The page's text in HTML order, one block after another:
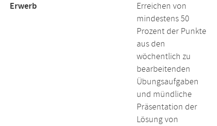
Erwerb
Erreichen von
mindestens 50
Prozent der Punkte
aus den
wöchentlich zu
bearbeitenden
Übungsaufgaben
und mündliche
Präsentation der
Lösung von